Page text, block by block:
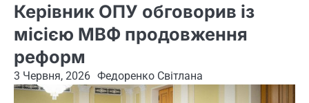
Керівник ОПУ обговорив із
місією МВФ продовження
реформ
3 Червня, 2026 Федоренко Світлана